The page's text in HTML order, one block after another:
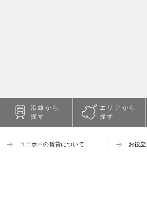
沿線から
探す
エリアから
探す
ユニホーの賃貸について お役